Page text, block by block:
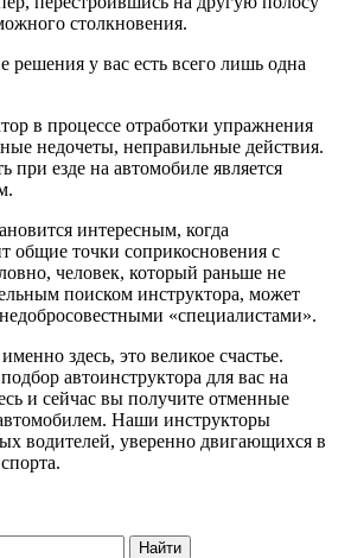
столкновения.
решения у вас есть всего лишь одна
в процессе отработки упражнения
недочеты, неправильные действия.
при езде на автомобиле является
интересным, когда
общие точки соприкосновения с
человек, который раньше не
поиском инструктора, может
«специалистами».
здесь, это великое счастье.
автоинструктора для вас на
и сейчас вы получите отменные
Наши инструкторы
водителей, уверенно двигающихся в
Найти